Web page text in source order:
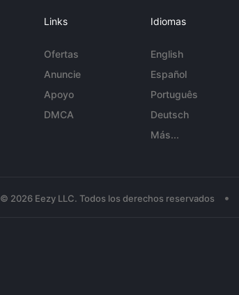
Links
Ofertas
Anuncie
Apoyo
DMCA
Idiomas
English
Español
Português
Deutsch
Más...
© 2026 Eezy LLC. Todos los derechos reservados •